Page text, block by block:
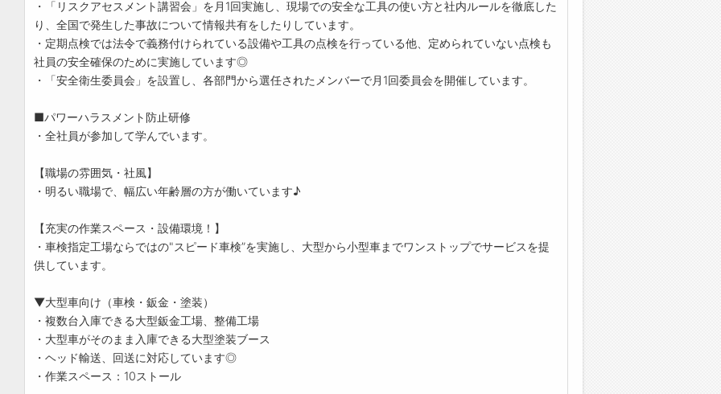
・「リスクアセスメント講習会」を月1回実施し、現場での安全な工具の使い方と社内ルールを徹底した
り、全国で発生した事故について情報共有をしたりしています。
・定期点検では法令で義務付けられている設備や工具の点検を行っている他、定められていない点検も
社員の安全確保のために実施しています◎
・「安全衛生委員会」を設置し、各部門から選任されたメンバーで月1回委員会を開催しています。
■パワーハラスメント防止研修
・全社員が参加して学んでいます。
【職場の雰囲気・社風】
・明るい職場で、幅広い年齢層の方が働いています♪
【充実の作業スペース・設備環境！】
・車検指定工場ならではの"スピード車検”を実施し、大型から小型車までワンストップでサービスを提
供しています。
▼大型車向け（車検・鈑金・塗装）
・複数台入庫できる大型鈑金工場、整備工場
・大型車がそのまま入庫できる大型塗装ブース
・ヘッド輸送、回送に対応しています◎
・作業スペース：10ストール